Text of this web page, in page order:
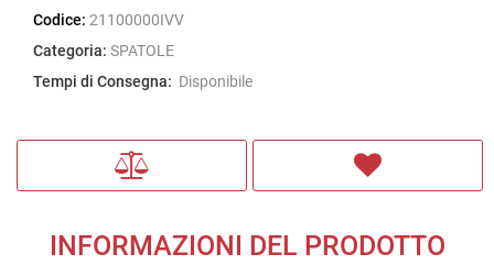
Codice: 21100000IVV
Categoria: SPATOLE
Tempi di Consegna: Disponibile
INFORMAZIONI DEL PRODOTTO